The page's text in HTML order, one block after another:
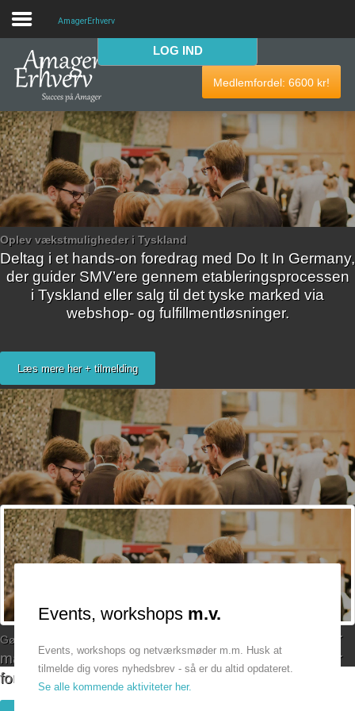
VELKOMMEN
AmagerErhverv skaber netværk, events og fordele til
Amagers erhvervsliv. Blivgratis medlem
i dag! Vi har
medlemdfordele til en værdi af6600kr.
AmagerErhverv
Nyheder
Events
Medlemmer & tilbud
Bliv medlem
AmagerErhverv
LOG IND
Medlemfordel:6600 kr!
Oplev vækstmuligheder i Tyskland
Deltag i et hands-on foredrag med Do It In Germany,
der guider SMV’ere gennem etableringsprocessen
i Tyskland eller salg til det tyske marked via
webshop- og fulfillmentløsninger.
Læs mere her + tilmelding
Gør din
AmagerErhverv arbejder
målrettet for at skabe flere ama'rkanske successer
for øens virksomheder og iværksættere.
Events, workshops m.v.
Events, workshops og netværksmøder m.m. Husk at
tilmelde dig vores nyhedsbrev - så er du altid opdateret.
Se alle kommende aktiviteter her.